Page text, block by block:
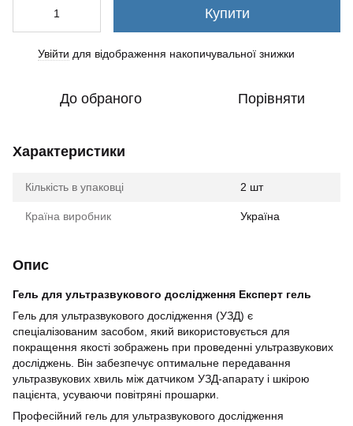
Купити
Увійти для відображення накопичувальної знижки
До обраного Порівняти
Характеристики
Кількість в упаковці 2 шт
Країна виробник Україна
Опис
Гель для ультразвукового дослідження Експерт гель
Гель для ультразвукового дослідження (УЗД) є
спеціалізованим засобом, який використовується для
покращення якості зображень при проведенні ультразвукових
досліджень. Він забезпечує оптимальне передавання
ультразвукових хвиль між датчиком УЗД-апарату і шкірою
пацієнта, усуваючи повітряні прошарки.
Професійний гель для ультразвукового дослідження